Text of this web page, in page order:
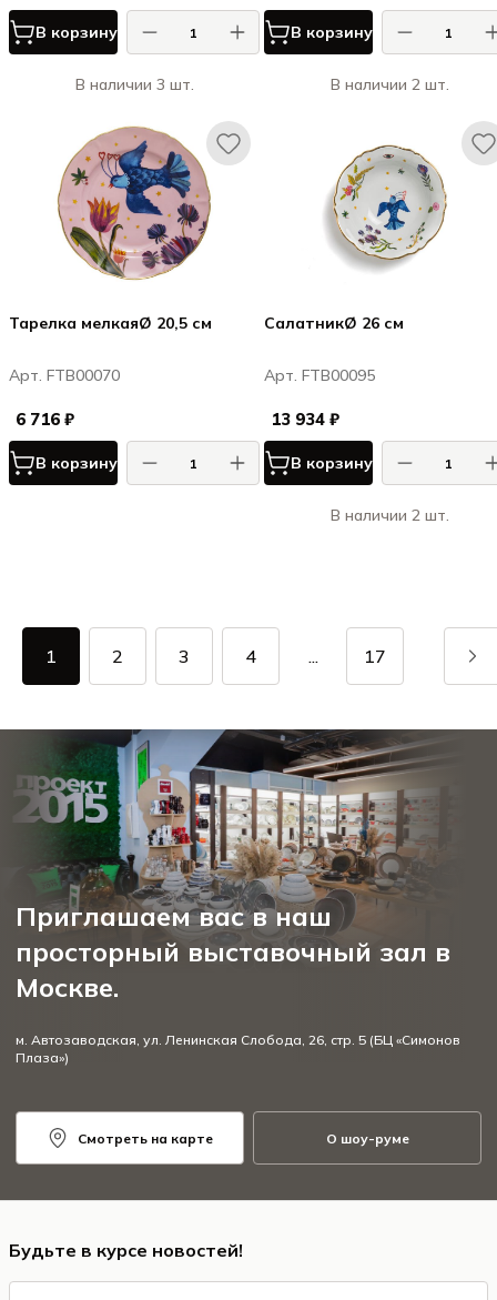
В корзину
В наличии 3 шт.
В корзину
В наличии 2 шт.
Тарелка мелкаяØ 20,5 см
Арт. FTB00070
6 716 ₽
В корзину
СалатникØ 26 см
Арт. FTB00095
13 934 ₽
В корзину
В наличии 2 шт.
1 2 3 4 ... 17
Приглашаем вас в наш
просторный выставочный зал в
Москве.
м. Автозаводская, ул. Ленинская Слобода, 26, стр. 5 (БЦ «Симонов
Плаза»)
Смотреть на карте О шоу-руме
Будьте в курсе новостей!